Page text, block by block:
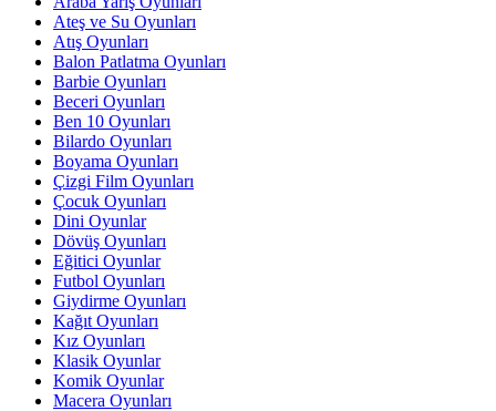
Ateş ve Su Oyunları
Atış Oyunları
Balon Patlatma Oyunları
Barbie Oyunları
Beceri Oyunları
Ben 10 Oyunları
Bilardo Oyunları
Boyama Oyunları
Çizgi Film Oyunları
Çocuk Oyunları
Dini Oyunlar
Dövüş Oyunları
Eğitici Oyunlar
Futbol Oyunları
Giydirme Oyunları
Kağıt Oyunları
Kız Oyunları
Klasik Oyunlar
Komik Oyunlar
Macera Oyunları